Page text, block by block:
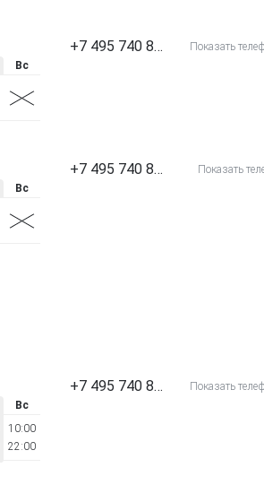
Вс
+7 495 740 87 00 Показать
Вс
+7 495 740 87 00 Показать
Вс
10:00
22:00
+7 495 740 87 00 Показать